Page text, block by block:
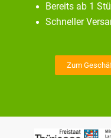
Bereits ab 1
Schneller
Zum